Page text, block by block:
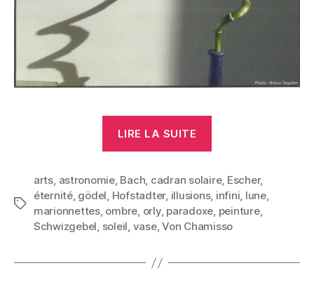
LIRE LA SUITE
Étiquettes
arts, astronomie, Bach, cadran solaire, Escher,
éternité, gödel, Hofstadter, illusions, infini, lune,
marionnettes, ombre, orly, paradoxe, peinture,
Schwizgebel, soleil, vase,Von Chamisso